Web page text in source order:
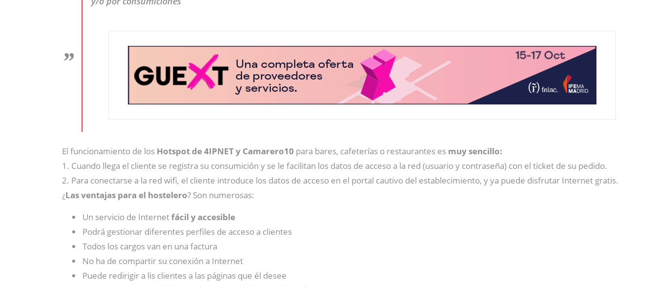
El funcionamiento de los Hotspot de 4IPNET y Camarero10 para bares, cafeterías o restaurantes es muy sencillo:
1. Cuando llega el cliente se registra su consumición y se le facilitan los datos de acceso a la red (usuario y contraseña) con el ticket de su pedido.
2. Para conectarse a la red wifi, el cliente introduce los datos de acceso en el portal cautivo del establecimiento, y ya puede disfrutar Internet gratis.
¿Las ventajas para el hostelero? Son numerosas:
Un servicio de Internetfácil y accesible
Podrá gestionar diferentes perfiles de acceso a clientes
Todos los cargos van en una factura
No ha de compartir su conexión a Internet
Puede redirigir a lis clientes a las páginas que él desee